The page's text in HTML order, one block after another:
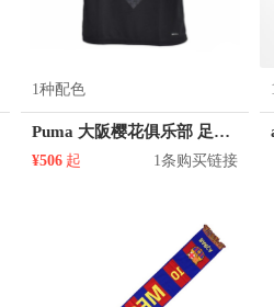
1种配色
Puma 大阪樱花俱乐部 足球球衣
¥506 起 1条购买链接